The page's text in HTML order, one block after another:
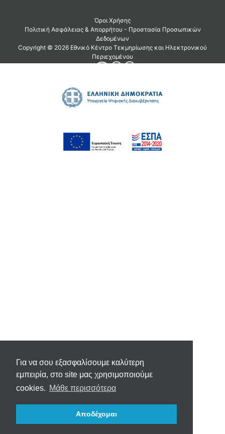
Για να σου εξασφαλίσουμε καλύτερη
εμπειρία, στο site μας χρησιμοποιούμε
cookies. Μάθε περισσότερα
Αποδέχομαι